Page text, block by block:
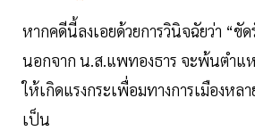
หากคดีนี้ลงเอยด้วยการวินิจฉัยว่า “ขั
นอกจาก น.ส.แพทองธาร จะพ้นตำแห
ให้เกิดแรงกระเพื่อมทางการเมืองหล
เป็น